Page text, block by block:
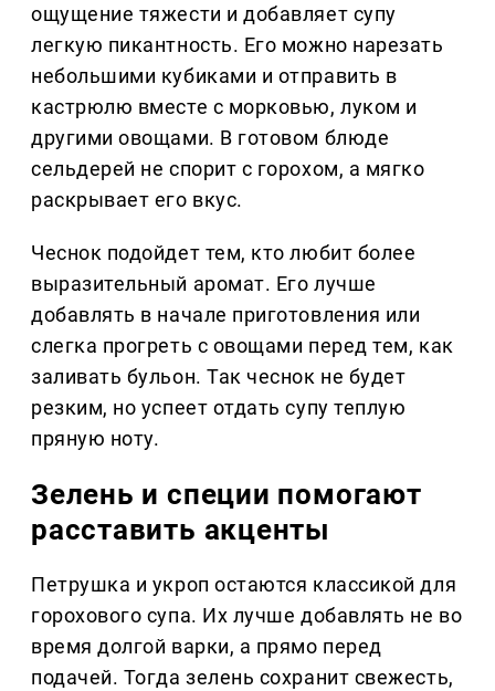
ощущение тяжести и добавляет супу
легкую пикантность. Его можно нарезать
небольшими кубиками и отправить в
кастрюлю вместе с морковью, луком и
другими овощами. В готовом блюде
сельдерей не спорит с горохом, а мягко
раскрывает его вкус.
Чеснок подойдет тем, кто любит более
выразительный аромат. Его лучше
добавлять в начале приготовления или
слегка прогреть с овощами перед тем, как
заливать бульон. Так чеснок не будет
резким, но успеет отдать супу теплую
пряную ноту.
Зелень и специи помогают
расставить акценты
Петрушка и укроп остаются классикой для
горохового супа. Их лучше добавлять не во
время долгой варки, а прямо перед
подачей. Тогда зелень сохранит свежесть,